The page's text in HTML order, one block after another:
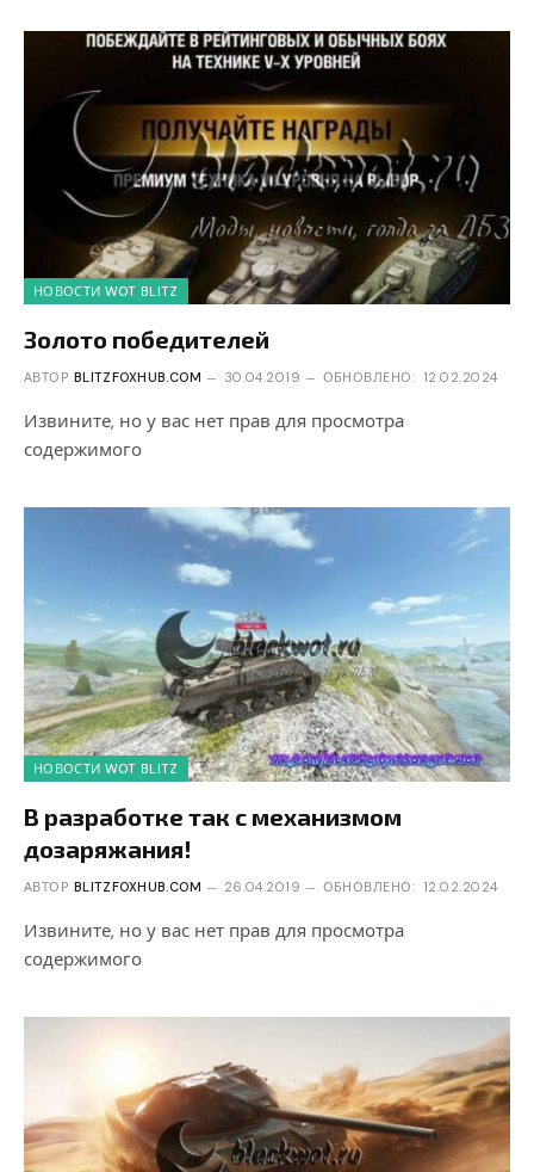
НОВОСТИ WOT BLITZ
Золото победителей
АВТОР BLITZFOXHUB.COM 30.04.2019 ОБНОВЛЕНО: 12.02.2024
Извините, но у вас нет прав для просмотра
содержимого
НОВОСТИ WOT BLITZ
В разработке так с механизмом
дозаряжания!
АВТОР BLITZFOXHUB.COM 26.04.2019 ОБНОВЛЕНО: 12.02.2024
Извините, но у вас нет прав для просмотра
содержимого